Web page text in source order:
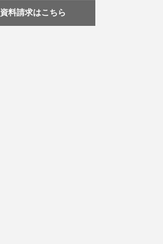
資料請求はこちら